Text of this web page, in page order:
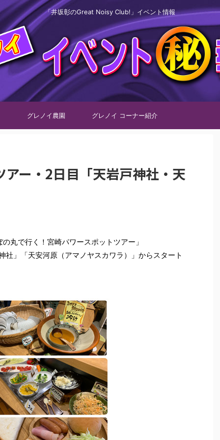
「井坂彰のGreat Noisy Club!」イベント情報
グレノイ農園 グレノイ コーナー紹介
ー・2日目「天岩戸神社・天
丸で行く！宮崎パワースポットツアー」
社」「天安河原（アマノヤスカワラ）」からスタート